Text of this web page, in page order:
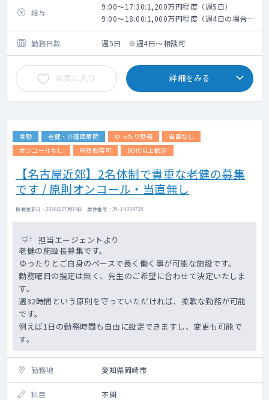
・夜間対応については無しのご相談も可能で
すが、看取りの場合は出動をお願いする可能
性がございます。
（時間外の看取りは年に0～１回程度、そのう
ち金曜日にあたる日の翌日が休みとなるよう
な日に出動をお願いするケースとなり、直近
10年以上は出動の実績はございません。）
給与
9:00～17:30:1,200万円程度（週5日）
9:00～18:00:1,000万円程度（週4日の場合は
祝日あり※週32時間になるように。リフレッ
シュ休暇無し）
勤務日数 週5日 ※週4日～相談可
お気に入り 詳細をみる
常勤 老健・介護医療院 ゆったり勤務
当直なし
オンコールなし
時短勤務可 60代以上歓迎
【名古屋近郊】2名体制で貴重な老健の募集
です / 原則オンコール・当直無し
掲載更新日 : 2026年07月14日 案件番号 : 25-JH304728
担当エージェントより
老健の施設長募集です。
ゆったりとご自身のペースで長く働く事が可能な施設です。
勤務曜日の指定は無く、先生のご希望に合わせて決定いたしま
す。
週32時間という原則を守っていただければ、柔軟な勤務が可能
です。
例えば1日の勤務時間も自由に設定できますし、変更も可能で
す。
勤務地 愛知県岡崎市
科目 不問